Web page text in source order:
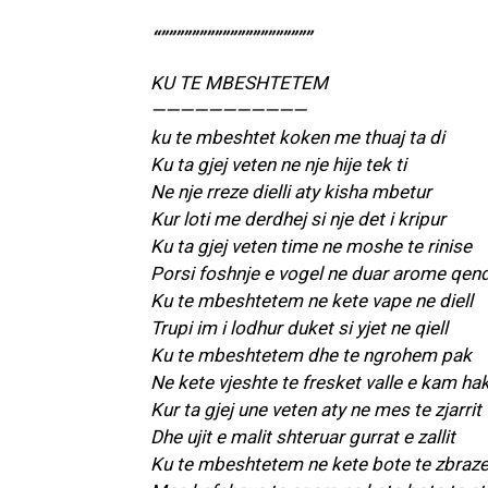
“””””””””””””””””””””
KU TE MBESHTETEM
———————————
ku te mbeshtet koken me thuaj ta di
Ku ta gjej veten ne nje hije tek ti
Ne nje rreze dielli aty kisha mbetur
Kur loti me derdhej si nje det i kripur
Ku ta gjej veten time ne moshe te rinise
Porsi foshnje e vogel ne duar arome
Ku te mbeshtetem ne kete vape ne diell
Trupi im i lodhur duket si yjet ne qiell
Ku te mbeshtetem dhe te ngrohem pak
Ne kete vjeshte te fresket valle e kam
Kur ta gjej une veten aty ne mes te zjarrit
Dhe ujit e malit shteruar gurrat e zallit
Ku te mbeshtetem ne kete bote te